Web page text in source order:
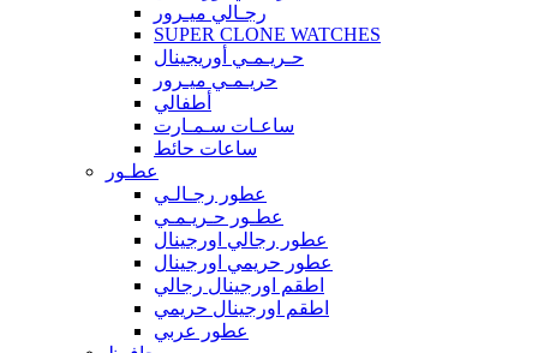
رجـالي ميـرور
SUPER CLONE WATCHES
حـريـمـي أوريجينال
حريـمـي ميـرور
أطفالي
ساعـات سـمـارت
ساعات حائط
عطـور
عطور رجـالـي
عطـور حـريـمـي
عطور رجالي اورجينال
عطور حريمي اورجينال
اطقم اورجينال رجالي
اطقم اورجينال حريمي
عطور عربي